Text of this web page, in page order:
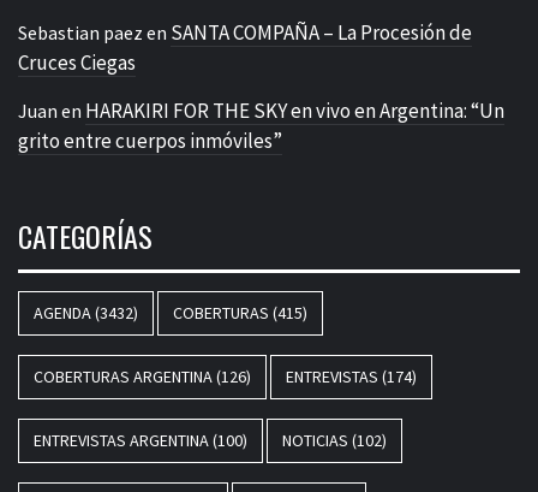
Sebastian paez en SANTA COMPAÑA – La Procesión de
Cruces Ciegas
Juan en HARAKIRI FOR THE SKY en vivo en Argentina: “Un
grito entre cuerpos inmóviles”
CATEGORÍAS
AGENDA(3432) COBERTURAS (415)
COBERTURAS ARGENTINA(126) ENTREVISTAS (174)
ENTREVISTAS ARGENTINA(100) NOTICIAS (102)